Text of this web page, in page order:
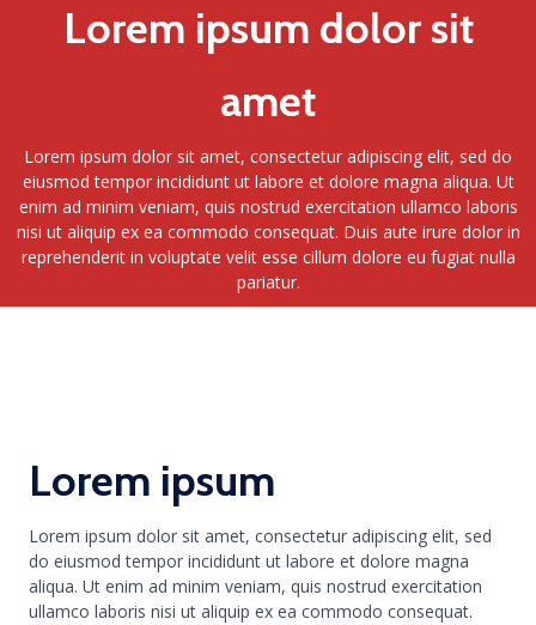
Lorem ipsum dolor sit
amet
Lorem ipsum dolor sit amet, consectetur adipiscing elit, sed do
eiusmod tempor incididunt ut labore et dolore magna aliqua. Ut
enim ad minim veniam, quis nostrud exercitation ullamco laboris
nisi ut aliquip ex ea commodo consequat. Duis aute irure dolor in
reprehenderit in voluptate velit esse cillum dolore eu fugiat nulla
pariatur.
Lorem ipsum
Lorem ipsum dolor sit amet, consectetur adipiscing elit, sed
do eiusmod tempor incididunt ut labore et dolore magna
aliqua. Ut enim ad minim veniam, quis nostrud exercitation
ullamco laboris nisi ut aliquip ex ea commodo consequat.